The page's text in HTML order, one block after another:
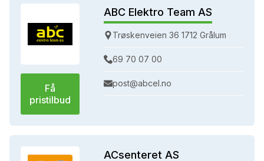
Få
pristilbud
ABC Elektro Team AS
Trøskenveien 36 1712 Grålum
69 70 07 00
post@abcel.no
ACsenteret AS